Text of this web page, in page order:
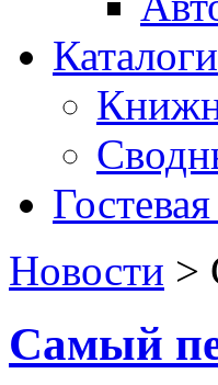
Каталоги
Новости >
Самый